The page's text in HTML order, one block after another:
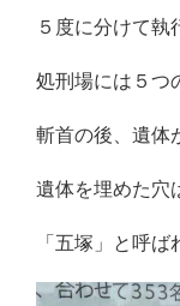
５度に分けて執
処刑場には５つ
斬首の後、遺体
遺体を埋めた穴
「五塚」と呼ば